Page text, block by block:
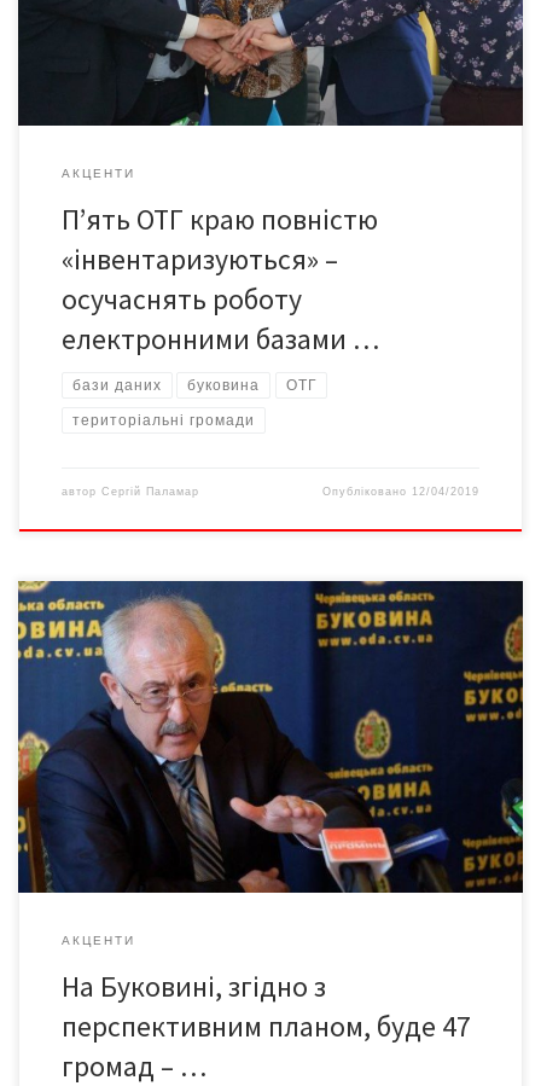
Меморандум напередодні. Повна інвентаризація майна –
нерухомості, землі, прозорість в управлінні ним, […]
АКЦЕНТИ
П’ять ОТГ краю повністю
«інвентаризуються» –
осучаснять роботу
електронними базами …
бази даних буковина ОТГ
територіальні громади
автор Сергій Паламар Опубліковано 12/04/2019
Про це голова Чернівецької облдержадміністрації Олександр
Фищук повідомив Надзвичайному і Повноважному послу Швеції
в Україні Мартіну Хагстрьому під час зустрічі з ним,
відповідаючи на запитання гостя. Амбасадор Швеції висловив
зацікавленість у співпраці з Чернівецькою областю, особливо
з об’єднаними територіальними громадами в рамках пілотного
проекту з облаштування центрів надання адміністративних
послуг […]
АКЦЕНТИ
На Буковині, згідно з
перспективним планом, буде 47
громад – …